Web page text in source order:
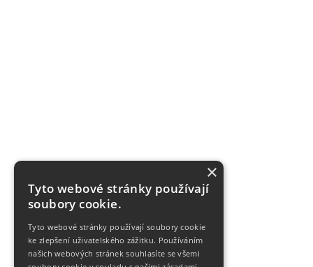
×
Tyto webové stránky používají
soubory cookie.
Tyto webové stránky používají soubory cookie
ke zlepšení uživatelského zážitku. Používáním
našich webových stránek souhlasíte se všemi